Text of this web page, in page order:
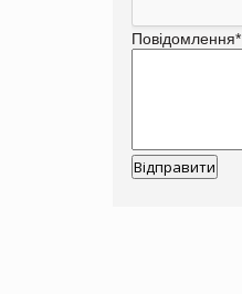
Повідомлення*